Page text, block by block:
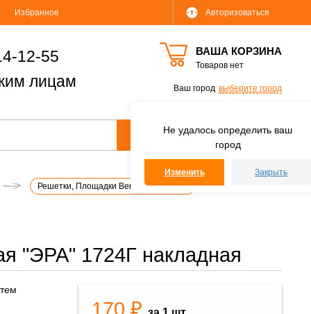
Не удалось определить ваш
город
Изменить Закрыть
Авторизоваться
Избранное
ВАША КОРЗИНА
Товаров нет
Ваш город выберите город
12-55
лицам
Решетки, Площадки Вентиляционные
"ЭРА" 1724Г накладная
170 ₽